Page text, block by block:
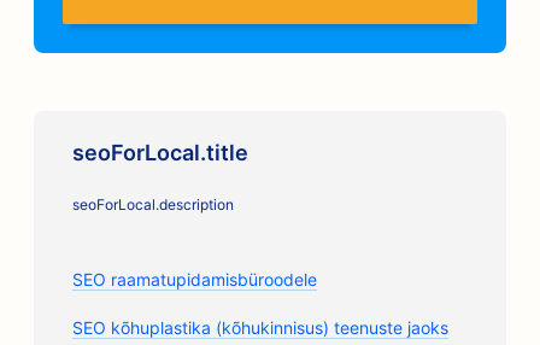
seoForLocal.title
seoForLocal.description
SEO raamatupidamisbüroodele
SEO kõhuplastika (kõhukinnisus) teenuste jaoks